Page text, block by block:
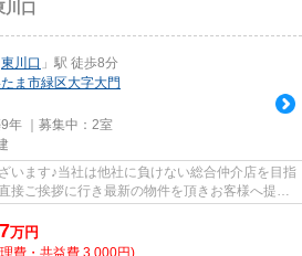
口
東川口 」駅 徒歩8分
ま市緑区大字大門
年 ｜募集中： 2室
います♪当社は他社に負けない総合仲介店を目指
接ご挨拶に行き最新の物件を頂きお客様へ提供
万円
費・共益費 3,000円)